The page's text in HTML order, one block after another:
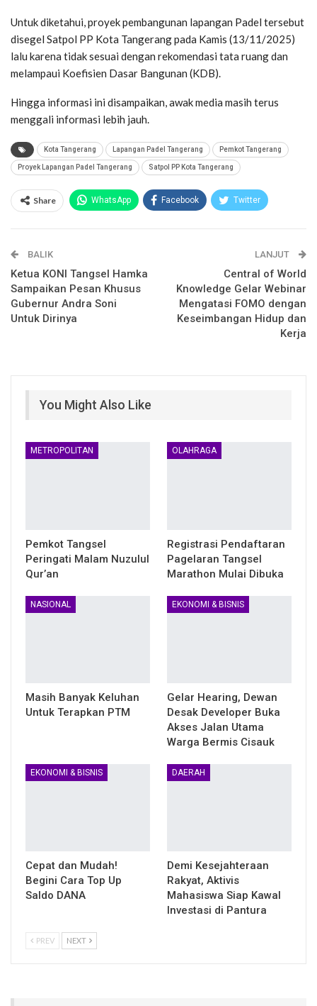
Untuk diketahui, proyek pembangunan lapangan Padel tersebut
disegel Satpol PP Kota Tangerang pada Kamis (13/11/2025)
lalu karena tidak sesuai dengan rekomendasi tata ruang dan
melampaui Koefisien Dasar Bangunan (KDB).
Hingga informasi ini disampaikan, awak media masih terus
menggali informasi lebih jauh.
Kota Tangerang Lapangan Padel Tangerang Pemkot Tangerang
Proyek Lapangan Padel Tangerang Satpol PP Kota Tangerang
Share WhatsApp Facebook Twitter
Telegram
BALIK
Ketua KONI Tangsel Hamka
Sampaikan Pesan Khusus
Gubernur Andra Soni
Untuk Dirinya
LANJUT
Central of World
Knowledge Gelar Webinar
Mengatasi FOMO dengan
Keseimbangan Hidup dan
Kerja
You Might Also Like
METROPOLITAN
Pemkot Tangsel
Peringati Malam Nuzulul
Qur’an
OLAHRAGA
Registrasi Pendaftaran
Pagelaran Tangsel
Marathon Mulai Dibuka
NASIONAL
Masih Banyak Keluhan
Untuk Terapkan PTM
EKONOMI & BISNIS
Gelar Hearing, Dewan
Desak Developer Buka
Akses Jalan Utama
Warga Bermis Cisauk
EKONOMI & BISNIS
Cepat dan Mudah!
Begini Cara Top Up
Saldo DANA
DAERAH
Demi Kesejahteraan
Rakyat, Aktivis
Mahasiswa Siap Kawal
Investasi di Pantura
PREV NEXT